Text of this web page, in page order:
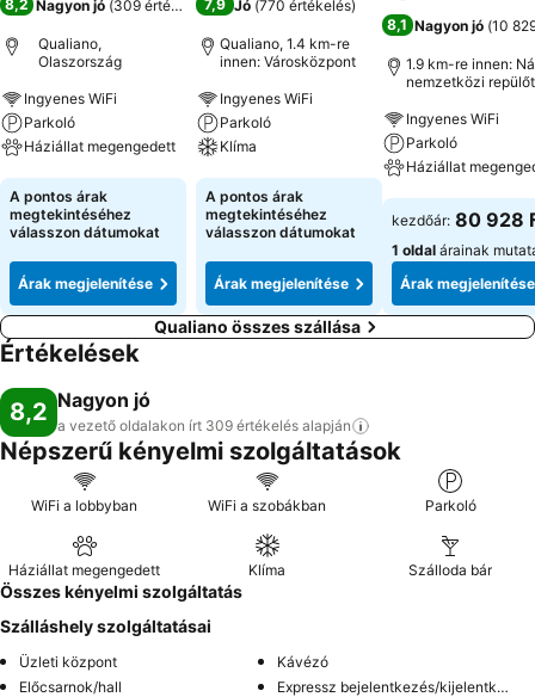
8,2 Nagyon jó (309 értékelés)
Qualiano,
Olaszország
Ingyenes WiFi
Parkoló
Háziállat megengedett
Árak megjelenítése
A pontos árak
megtekintéséhez
válasszon dátumokat
Árak megjelenítése
7,9 Jó (770 értékelés)
Qualiano, 1.4 km-re
innen: Városközpont
Ingyenes WiFi
Parkoló
Klíma
Árak megjelenítése
A pontos árak
megtekintéséhez
válasszon dátumokat
Árak megjelenítése
8,1 Nagyon jó (10
1.9 km-re innen:
nemzetközi
Ingyenes WiFi
Parkoló
Háziállat
Árak
kezdőár: 80 928
1 oldal árainak
Árak megjelenítése
Qualiano összes szállása
Értékelések
8,2 Nagyon jó
a vezető oldalakon írt 309 értékelés alapján
Népszerű kényelmi szolgáltatások
WiFi a lobbyban WiFi a szobákban Parkoló
Háziállat megengedett Klíma Szálloda bár
Összes kényelmi szolgáltatás
Szálláshely szolgáltatásai
Üzleti központ
Kávézó
Előcsarnok/hall
Expressz bejelentkezés/kijelentkezés